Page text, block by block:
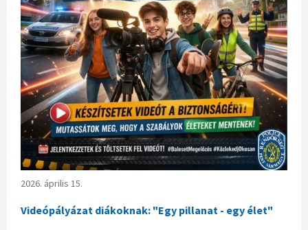
2026. április 15.
Videópályázat diákoknak: "Egy pillanat - egy élet"